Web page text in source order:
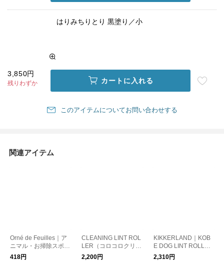
はりみちりとり 黒塗り／小
3,850円
残りわずか カートに入れる
このアイテムについてお問い合わせする
関連アイテム
Orné de Feuilles｜ア
ニマル・お掃除スポン
ジ
418円
CLEANING LINT ROL
LER（コロコロクリー
ナー）
2,200円
KIKKERLAND｜KOB
E DOG LINT ROLLER
（コロコロクリーナ
ー）
2,310円